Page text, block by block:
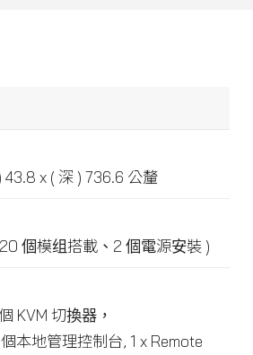
43.8 x ( 深 ) 736.6 公釐
個模组搭載、2 個電源安裝 )
KVM 切換器，
本地管理控制台, 1 x Remote